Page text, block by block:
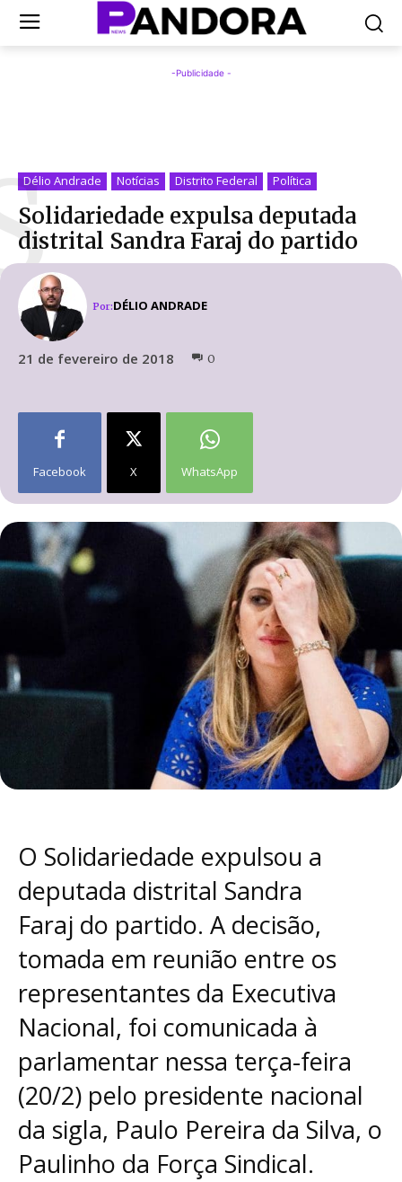
-Publicidade -
Délio Andrade Notícias Distrito Federal Política
Solidariedade expulsa deputada
distrital Sandra Faraj do partido
Por:DÉLIO ANDRADE
21 de fevereiro de 2018 0
Facebook X WhatsApp
O Solidariedade expulsou a
deputada distrital Sandra
Faraj do partido. A decisão,
tomada em reunião entre os
representantes da Executiva
Nacional, foi comunicada à
parlamentar nessa terça-feira
(20/2) pelo presidente nacional
da sigla, Paulo Pereira da Silva, o
Paulinho da Força Sindical.